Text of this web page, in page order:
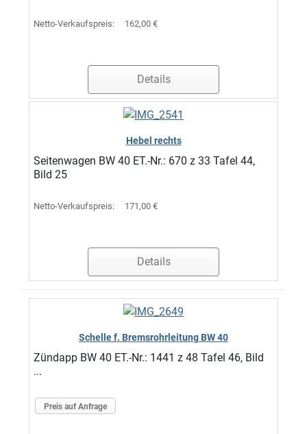
Netto-Verkaufspreis: 162,00 €
Details
Hebel rechts
Seitenwagen BW 40 ET.-Nr.: 670 z 33 Tafel 44,
Bild 25
Netto-Verkaufspreis: 171,00 €
Details
Schelle f. Bremsrohrleitung BW 40
Zündapp BW 40 ET.-Nr.: 1441 z 48 Tafel 46, Bild
...
Preis auf Anfrage